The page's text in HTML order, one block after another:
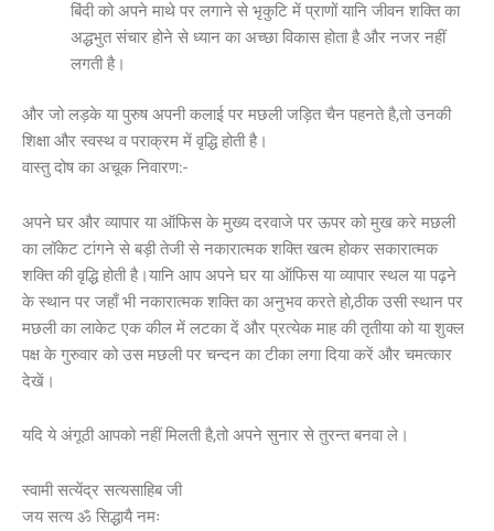
बिंदी को अपने माथे पर लगाने से भृकुटि में प्राणों यानि जीवन शक्ति का
अद्धभुत संचार होने से ध्यान का अच्छा विकास होता है और नजर नहीं
लगती है।
और जो लड़के या पुरुष अपनी कलाई पर मछली जड़ित चैन पहनते है,तो उनकी
शिक्षा और स्वस्थ व पराक्रम में वृद्धि होती है।
वास्तु दोष का अचूक निवारण:-
अपने घर और व्यापार या ऑफिस के मुख्य दरवाजे पर ऊपर को मुख करे मछली
का लॉकेट टांगने से बड़ी तेजी से नकारात्मक शक्ति खत्म होकर सकारात्मक
शक्ति की वृद्धि होती है।यानि आप अपने घर या ऑफिस या व्यापार स्थल या पढ़ने
के स्थान पर जहाँ भी नकारात्मक शक्ति का अनुभव करते हो,ठीक उसी स्थान पर
मछली का लाकेट एक कील में लटका दें और प्रत्येक माह की तृतीया को या शुक्ल
पक्ष के गुरुवार को उस मछली पर चन्दन का टीका लगा दिया करें और चमत्कार
देखें।
यदि ये अंगूठी आपको नहीं मिलती है,तो अपने सुनार से तुरन्त बनवा ले।
स्वामी सत्येंद्र सत्यसाहिब जी
जय सत्य ॐ सिद्धायै नमः